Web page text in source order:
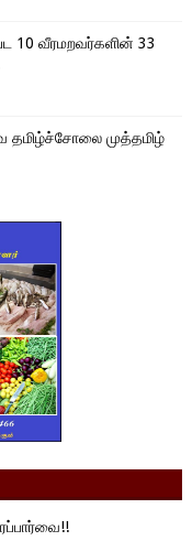
10 வீரமறவர்களின் 33
தமிழ்ச்சோலை முத்தமிழ்